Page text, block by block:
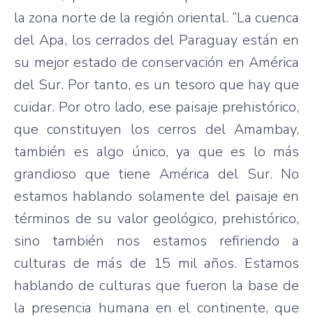
la zona norte de la región oriental. “La cuenca
del Apa, los cerrados del Paraguayestán en
su mejor estado de conservación en América
del Sur. Por tanto, es un tesoro que hay que
cuidar. Por otro lado, ese paisaje prehistórico,
que constituyen loscerros delAmambay,
también es algo único, ya que es lo más
grandioso que tiene América del Sur. No
estamos hablando solamente del paisaje en
términos de su valorgeológico, prehistórico,
sino
también nos estamos refiriendo a
culturas de más de 15 milaños. Estamos
hablando deculturas que fueron la base de
la presencia humana en el continente,que